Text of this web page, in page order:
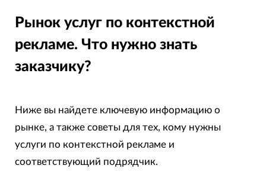
Рынок услуг по контекстной
рекламе. Что нужно знать
заказчику?
Ниже вы найдете ключевую информацию о
рынке, а также советы для тех, кому нужны
услуги по контекстной рекламе и
соответствующий подрядчик.